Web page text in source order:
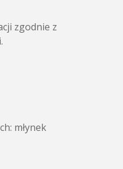
zgodnie z
młynek